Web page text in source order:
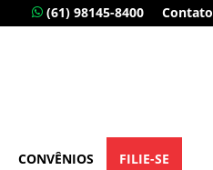
(61) 98145-8400 Contato
CONVÊNIOS FILIE-SE